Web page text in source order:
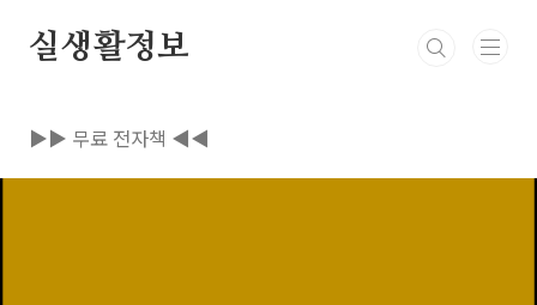
실생활정보
▶▶ 무료 전자책 ◀◀